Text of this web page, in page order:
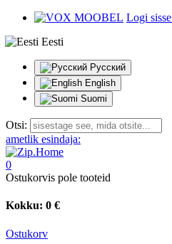
Logi sisse
Eesti
Русский
English
Suomi
Otsi:
ametlik esindaja:
0
Ostukorvis pole tooteid
Kokku: 0 €
Ostukorv